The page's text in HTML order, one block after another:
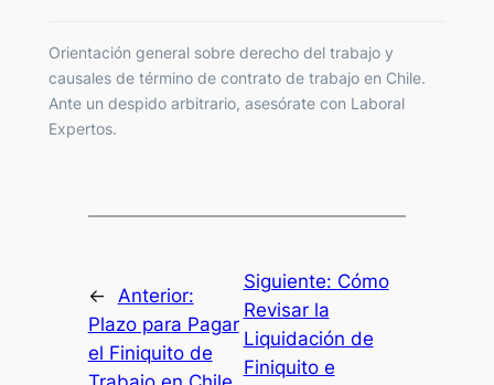
Orientación general sobre derecho del trabajo y
causales de término de contrato de trabajo en Chile.
Ante un despido arbitrario, asesórate con Laboral
Expertos.
← Anterior:
Plazo para Pagar
el Finiquito de
Siguiente: Cómo
Revisar la
Liquidación de
Finiquito e